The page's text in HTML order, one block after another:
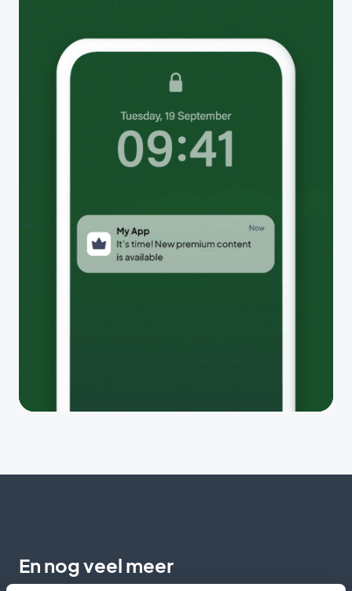
En nog veel meer